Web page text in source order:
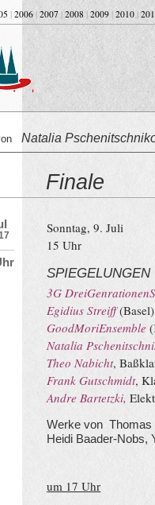
| 2006| 2007 | 2008 | 2009 | 2010|
Natalia
Finale
Sonntag, 9. Juli
15 Uhr
SPIEGELUNGEN
3G
Egidius Streiff
GoodMoriEnsemble
Natalia
Theo Nabicht,
Frank Gutschmidt,
Andre Bartetzki,
Werke von Thomas
Heidi Baader-Nobs,
um 17 Uhr